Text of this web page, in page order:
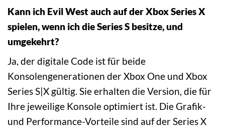
Kann ich Evil West auch auf der Xbox Series X
spielen, wenn ich die Series S besitze, und
umgekehrt?
Ja, der digitale Code ist für beide
Konsolengenerationen der Xbox One und Xbox
Series S|X gültig. Sie erhalten die Version, die für
Ihre jeweilige Konsole optimiert ist. Die Grafik-
und Performance-Vorteile sind auf der Series X